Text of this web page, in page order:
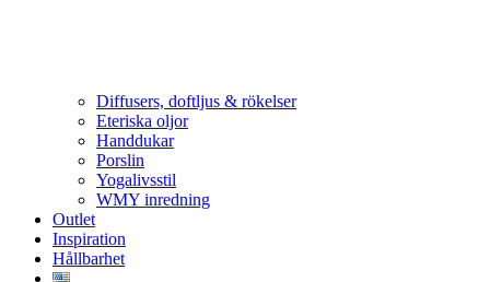
Diffusers, doftljus & rökelser
Eteriska oljor
Handdukar
Porslin
Yogalivsstil
WMY inredning
Outlet
Inspiration
Hållbarhet